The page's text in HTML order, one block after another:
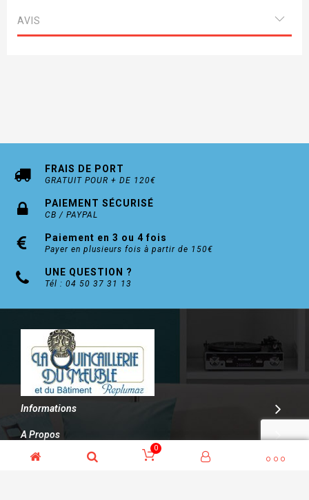
AVIS
FRAIS DE PORT
GRATUIT POUR + DE 120€
PAIEMENT SÉCURISÉ
CB / PAYPAL
Paiement en 3 ou 4 fois
Payer en plusieurs fois à partir de 150€
UNE QUESTION ?
Tél : 04 50 37 31 13
Informations
A Propos
Contact
0